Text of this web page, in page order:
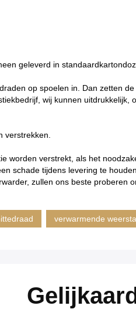
geleverd in
op spoelen in. Dan zetten
wij kunnen
verstrekken.
worden verstrekt, als het
schade tijdens levering te houden
zullen ons beste
verwarmende